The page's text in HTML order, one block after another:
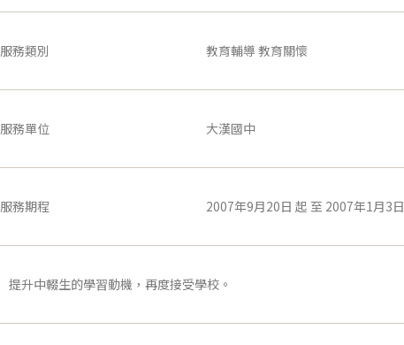
服務類別 教育輔導 教育關懷
服務單位 大漢國中
服務期程 2007年9月20日 起 至 2007年1月3日
提升中輟生的學習動機，再度接受學校。